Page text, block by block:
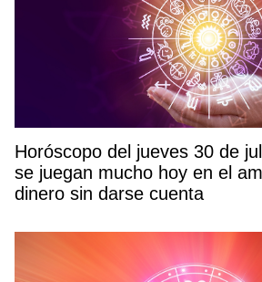
Horóscopo del jueves 30 de
se juegan mucho hoy en el
dinero sin darse cuenta